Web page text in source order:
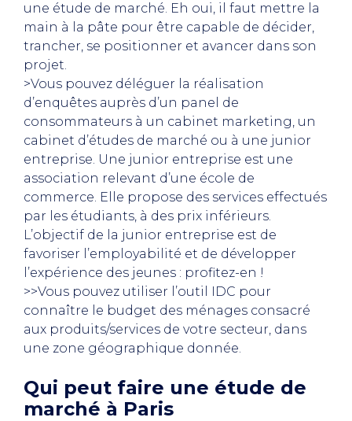
une étude de marché. Eh oui, il faut mettre la
main à la pâte pour être capable de décider,
trancher, se positionner et avancer dans son
projet.
>Vous pouvez déléguer la réalisation
d’enquêtes auprès d’un panel de
consommateurs à un cabinet marketing, un
cabinet d’études de marché ou à une junior
entreprise. Une junior entreprise est une
association relevant d’une école de
commerce. Elle propose des services effectués
par les étudiants, à des prix inférieurs.
L’objectif de la junior entreprise est de
favoriser l’employabilité et de développer
l’expérience des jeunes : profitez-en !
>>Vous pouvez utiliser l’outil IDC pour
connaître le budget des ménages consacré
aux produits/services de votre secteur, dans
une zone géographique donnée.
Qui peut faire une étude de
marché à Paris